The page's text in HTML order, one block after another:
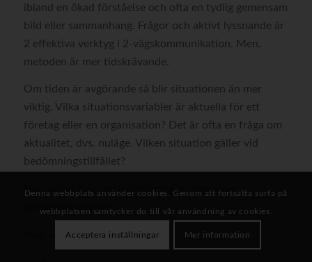
ibland en ökad förståelse och ofta en tydlig gemensam
bild eller sammanhang. Frågor och aktivt lyssnande är
2 effektiva verktyg i 2-vägskommunikation. Men,
metoden är mer tidskrävande.
Om tiden är avgörande så blir situationen än mer
viktig. Vilka situationsvariabler är aktuella för ett
företag eller en organisation? Det är ofta en fråga om
aktualitet, dvs. nuläge. Vilken situation gäller vid
bedömningstillfället?
Här nedan finns en beskrivning av begreppet
Situationsvarabler
Mål- eller uppgiftsvariabler
Denna webbplats använder cookies. Genom att fortsätta surfa på
webbplatsen samtycker du till vår användning av cookies.
Acceptera inställningar Mer information